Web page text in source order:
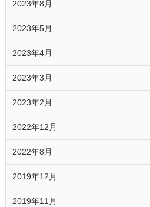
2023年8月
2023年5月
2023年4月
2023年3月
2023年2月
2022年12月
2022年8月
2019年12月
2019年11月